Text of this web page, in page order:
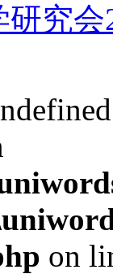
究会
on